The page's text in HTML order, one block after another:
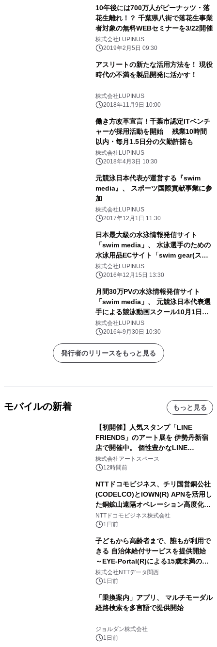
10年後には700万人がピーナッツ・落
花生離れ！？ 千葉県八街で落花生事業
者対象の無料WEBセミナーを3/22開催
株式会社LUPINUS
2019年2月5日 09:30
アスリートの新たな活用方法を！ 現役
時代の不満を製品開発に活かす！
株式会社LUPINUS
2018年11月9日 10:00
働き方改革宣言！千葉市認定ITベンチ
ャーが採用活動を開始 残業10時間
以内・毎月1.5日分の欠勤許諾も
株式会社LUPINUS
2018年4月3日 10:30
元競泳日本代表が運営する『swim
media』、 スポーツ国際貢献事業に参
加
株式会社LUPINUS
2017年12月1日 11:30
日本最大級の水泳情報発信サイト
「swim media」、 水泳選手のための
水泳用品ECサイト「swim gear(スイ
ムギア)」を 12月15日開始！
株式会社LUPINUS
2016年12月15日 13:30
月間30万PVの水泳情報発信サイト
「swim media」、 元競泳日本代表選
手による競泳動画スクール10月1日ス
タート！ ～スマートフォンから動画で
簡単に相談・質問ができる～
株式会社LUPINUS
2016年9月30日 10:30
発行者のリリースをもっと見る
モバイルの新着 もっと見る
【初開催】人気スタンプ「LINE
FRIENDS」のアート展を 伊勢丹新宿
店で開催中。 個性豊かなLINE
FRIENDSの仲間たちが インテリアア
ートとして新たな魅力を発信。
株式会社アートスペース
12時間前
NTTドコモビジネス、チリ国営銅公社
(CODELCO)とIOWN(R) APNを活用し
た銅鉱山遠隔オペレーション高度化に
向けた調査・実証を開始
NTTドコモビジネス株式会社
1日前
子どもから高齢者まで、誰もが利用で
きる 自治体給付サービスを提供開始
～EYE-Portal(R)による15歳未満の本
人認証と デジタルデバイド対策で実現
～
株式会社NTTデータ関西
1日前
「乗換案内」アプリ、 マルチモーダル
経路検索を多言語で提供開始
ジョルダン株式会社
1日前